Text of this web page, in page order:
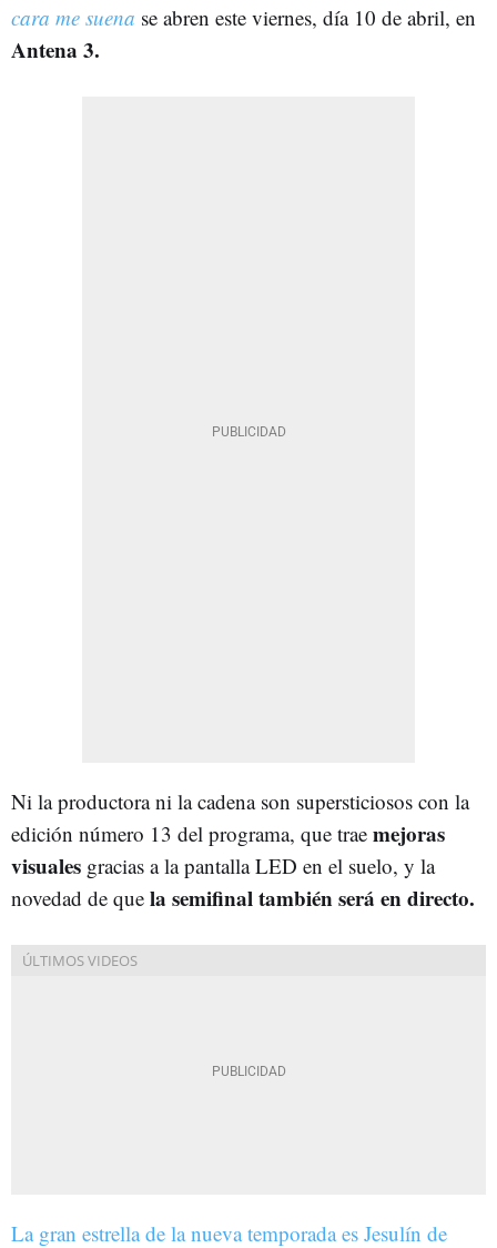
cara me suena se abren este viernes, día 10 de abril, en
Antena 3.
Ni la productora ni la cadena son supersticiosos con la
edición número 13 del programa, que trae mejoras
visuales gracias a la pantalla LED en el suelo, y la
novedad de que la semifinal también será en directo.
La gran estrella de la nueva temporada es Jesulín de